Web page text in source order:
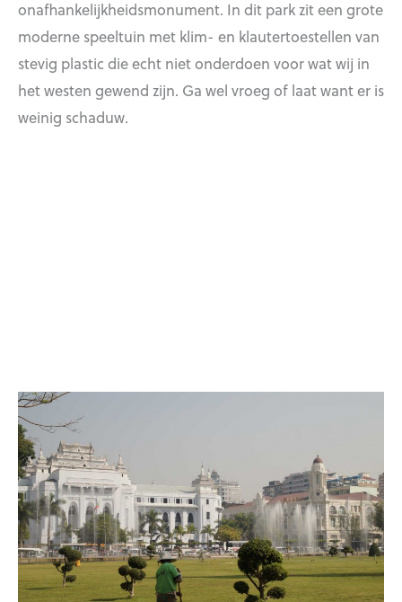
onafhankelijkheidsmonument. In dit park zit een grote
moderne speeltuin met klim- en klautertoestellen van
stevig plastic die echt niet onderdoen voor wat wij in
het westen gewend zijn. Ga wel vroeg of laat want er is
weinig schaduw.